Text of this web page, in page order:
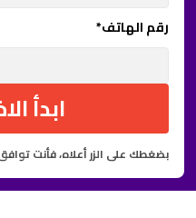
رقم الهاتف*
بضغطك على الزر أعلاه، فأنت
ابدأ